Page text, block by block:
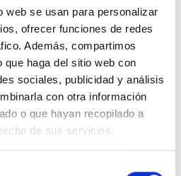
web se usan para personalizar
ofrecer funciones de redes
Además, compartimos
haga del sitio web con
sociales, publicidad y análisis
con otra información
o que hayan recopilado a
de sus servicios.
en nuestra
dudas con
acompañado en este
y nuestro equipo te
tus dudas para que puedas
para ti o para tus seres